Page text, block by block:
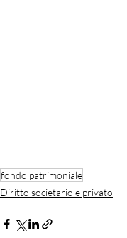
fondo patrimoniale
Diritto societario e privato